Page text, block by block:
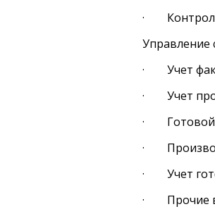
· Контроль
Управление
· Учет
· Учет
· Готовой
·
· Учет
· Прочие